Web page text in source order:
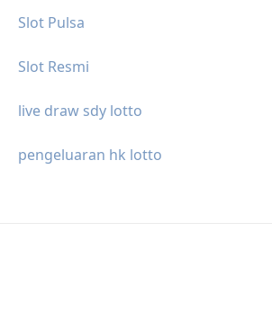
Slot Pulsa
Slot Resmi
live draw sdy lotto
pengeluaran hk lotto